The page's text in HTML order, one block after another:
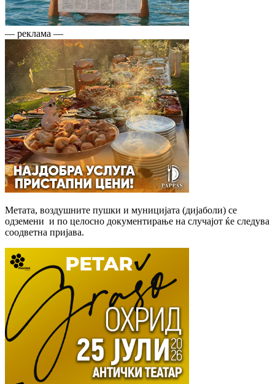
— реклама —
Метата, воздушните пушки и муницијата (дијаболи) се
одземени и по целосно документирање на случајот ќе следува
соодветна пријава.